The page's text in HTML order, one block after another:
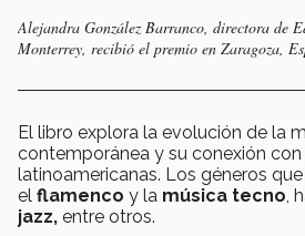
Alejandra González Barranco, directora de
Monterrey, recibió el premio en Zaragoza,
El libro explora la evolución de la
contemporánea y su conexión
latinoamericanas. Los géneros
el flamenco y la música tecno ,
jazz, entre otros.